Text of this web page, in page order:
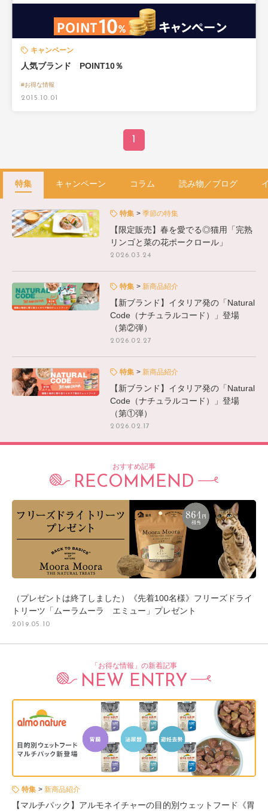
キャンペーン
人気ブランド POINT10％
#お得な情報
2015.10.01
1
特集 キャンペーン コラム 読み物／ブログ
特集 季節の特集
【限定販売】春を愛でる◎猫用「完熟
リンゴと菜の花ポークロール」
2026.03.24
特集 新商品紹介
【新ブランド】イタリア発の「Natural
Code（ナチュラルコード）」登場
（第②弾）
2026.02.27
特集 新商品紹介
【新ブランド】イタリア発の「Natural
Code（ナチュラルコード）」登場
（第①弾）
2026.02.17
おすすめ記事
RECOMMEND
（プレゼントは終了しました）《先着100名様》フリーズドライ
トリーツ「ムーラムーラ エミュー」プレゼント
2019.05.10
「お得な情報」の新着記事
NEW ENTRY
特集 新商品紹介
【マルチパック】アルモネイチャーの目的別ウェットフード《胃